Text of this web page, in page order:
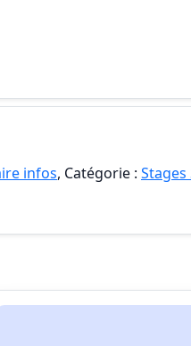
infos, Catégorie :